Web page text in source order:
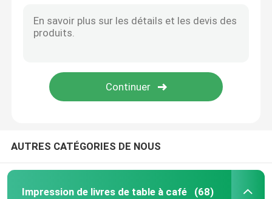
AUTRES CATÉGORIES DE NOUS
Impression de livres de table à café (68)